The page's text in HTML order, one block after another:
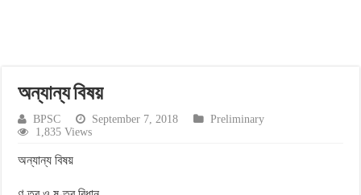
অন্যান্য বিষয়
BPSC September 7, 2018
Preliminary
1,835 Views
অন্যান্য বিষয়